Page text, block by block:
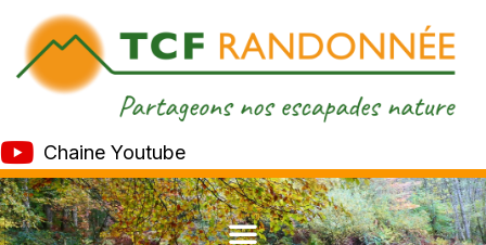
Chaine Youtube